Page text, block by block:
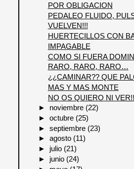
POR OBLIGACION
PEDALEO FLUIDO,
VUELVEN!!!
HUERTECILLOS CON
IMPAGABLE
COMO SI FUERA
RARO, RARO, RARO…
¿¿CAMINAR?? QUE
MAS Y MAS MONTE
NO OS QUIERO NI
► noviembre (22)
►octubre (25)
►septiembre (23)
►agosto (11)
► julio (21)
► junio (24)